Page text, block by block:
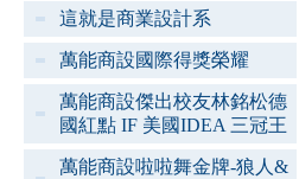
這就是商業設計系
萬能商設國際得獎榮耀
萬能商設傑出校友林銘松德
國紅點 IF 美國IDEA 三冠王
萬能商設啦啦舞金牌-狼人&